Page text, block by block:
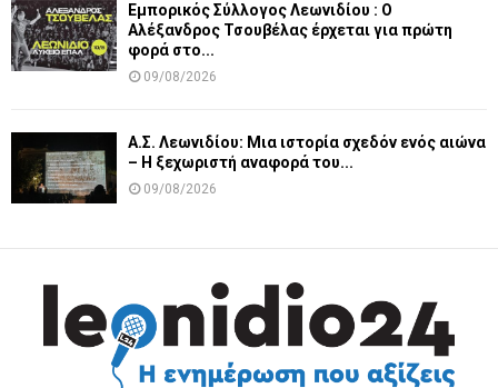
Εμπορικός Σύλλογος Λεωνιδίου : Ο
Αλέξανδρος Τσουβέλας έρχεται για πρώτη
φορά στο...
09/08/2026
Α.Σ. Λεωνιδίου: Μια ιστορία σχεδόν ενός αιώνα
– Η ξεχωριστή αναφορά του...
09/08/2026